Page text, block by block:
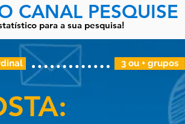
CANAL PESQUISE
para a sua pesquisa!
3 ou + grupos